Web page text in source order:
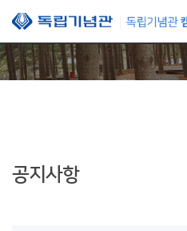
본문 바로가기
공지사항